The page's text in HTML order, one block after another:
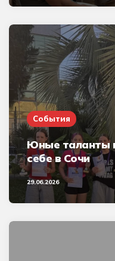
События
Юные таланты
себе в Сочи
29.06.2026